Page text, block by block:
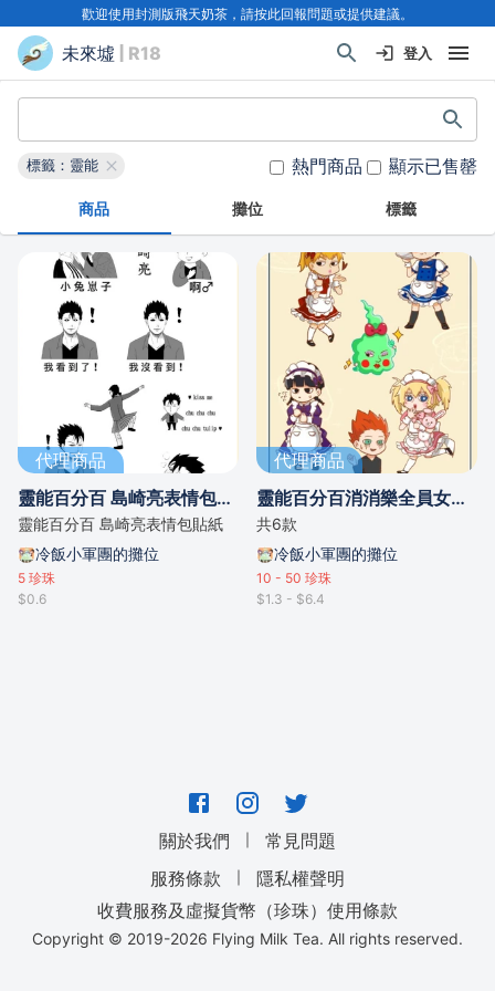
歡迎使用封測版飛天奶茶，請按此回報問題或提供建議。
未來墟 | R18 登入
標籤：靈能 熱門商品 顯示已售罄
商品 攤位 標籤
代理商品
靈能百分百 島崎亮表情包貼紙
靈能百分百 島崎亮表情包貼紙
冷飯小軍團的攤位
5 珍珠
$0.6
代理商品
靈能百分百消消樂全員女僕掛件
共6款
冷飯小軍團的攤位
10 - 50 珍珠
$1.3 - $6.4
關於我們 ｜
常見問題
服務條款
｜
隱私權聲明
收費服務及虛擬貨幣（珍珠）使用條款
Copyright © 2019-2026 Flying Milk Tea. All rights reserved.